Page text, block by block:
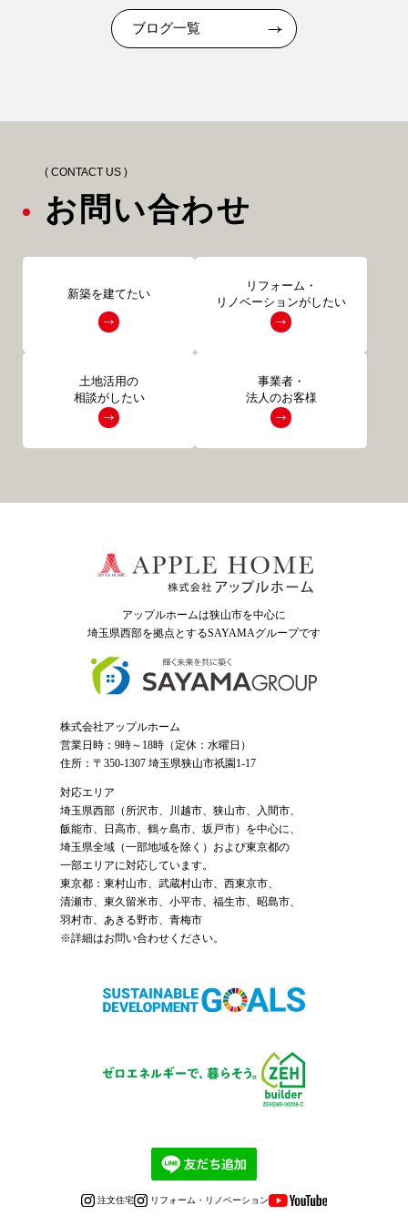
ブログ一覧
( CONTACT US )
お問い合わせ
新築を建てたい
リフォーム・
リノベーションがしたい
土地活用の
相談がしたい
事業者・
法人のお客様
アップルホームは狭山市を中心に
埼玉県西部を拠点とするSAYAMAグループです
株式会社アップルホーム
営業日時：9時～18時（定休：水曜日）
住所：〒350-1307 埼玉県狭山市祇園1-17
対応エリア
埼玉県西部（ 所沢市、 川越市、狭山市、入間市、
飯能市、日高市、鶴ヶ島市、坂戸市）を中心に、
埼玉県全域（一部地域を除く）および東京都の
一部エリアに対応しています。
東京都：東村山市、武蔵村山市、西東京市、
清瀬市、東久留米市、小平市、福生市、昭島市、
羽村市、あきる野市、青梅市
※詳細はお問い合わせください。
注文住宅 リフォーム・リノベーション